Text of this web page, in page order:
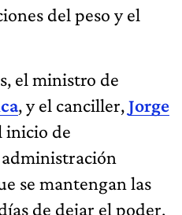
del peso y el
el ministro de
, y el canciller,Jorge
inicio de
se mantengan las
de dejar el poder,